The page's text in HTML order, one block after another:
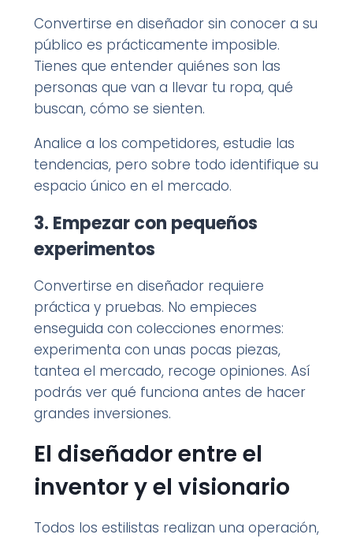
Convertirse en diseñador sin conocer a su
público es prácticamente imposible.
Tienes que entender quiénes son las
personas que van a llevar tu ropa, qué
buscan, cómo se sienten.
Analice a los competidores, estudie las
tendencias, pero sobre todo identifique su
espacio único en el mercado.
3. Empezar con pequeños
experimentos
Convertirse en diseñador requiere
práctica y pruebas. No empieces
enseguida con colecciones enormes:
experimenta con unas pocas piezas,
tantea el mercado, recoge opiniones. Así
podrás ver qué funciona antes de hacer
grandes inversiones.
El diseñador entre el
inventor y el visionario
Todos los estilistas realizan una operación,